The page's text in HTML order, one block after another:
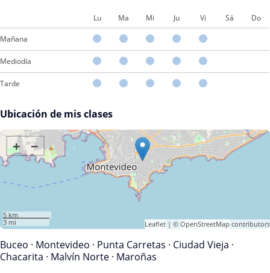
Lu Ma Mi Ju Vi Sá Do
Mañana
Mediodía
Tarde
Ubicación de mis clases
+ −
5 km
3 mi
Leaflet| © OpenStreetMap contributors
Buceo · Montevideo · Punta Carretas · Ciudad Vieja ·
Chacarita · Malvín Norte · Maroñas